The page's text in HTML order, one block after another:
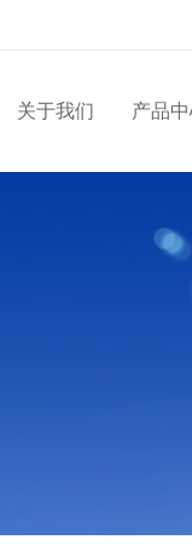
关于我们 产品